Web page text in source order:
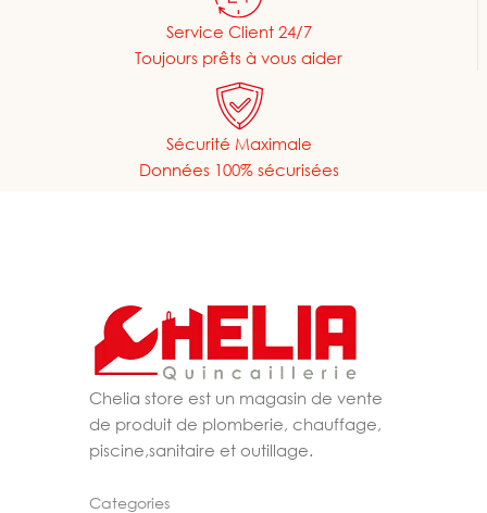
Service Client 24/7
Toujours prêts à vous aider
Sécurité Maximale
Données 100% sécurisées
Chelia store est un magasin de vente
de produit de plomberie, chauffage,
piscine,sanitaire et outillage.
Categories